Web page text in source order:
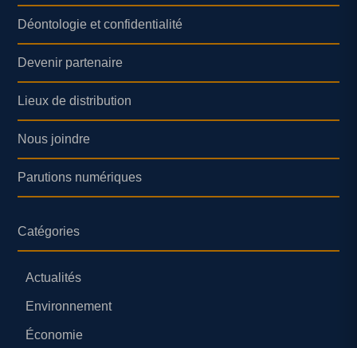
Déontologie et confidentialité
Devenir partenaire
Lieux de distribution
Nous joindre
Parutions numériques
Catégories
Actualités
Environnement
Économie